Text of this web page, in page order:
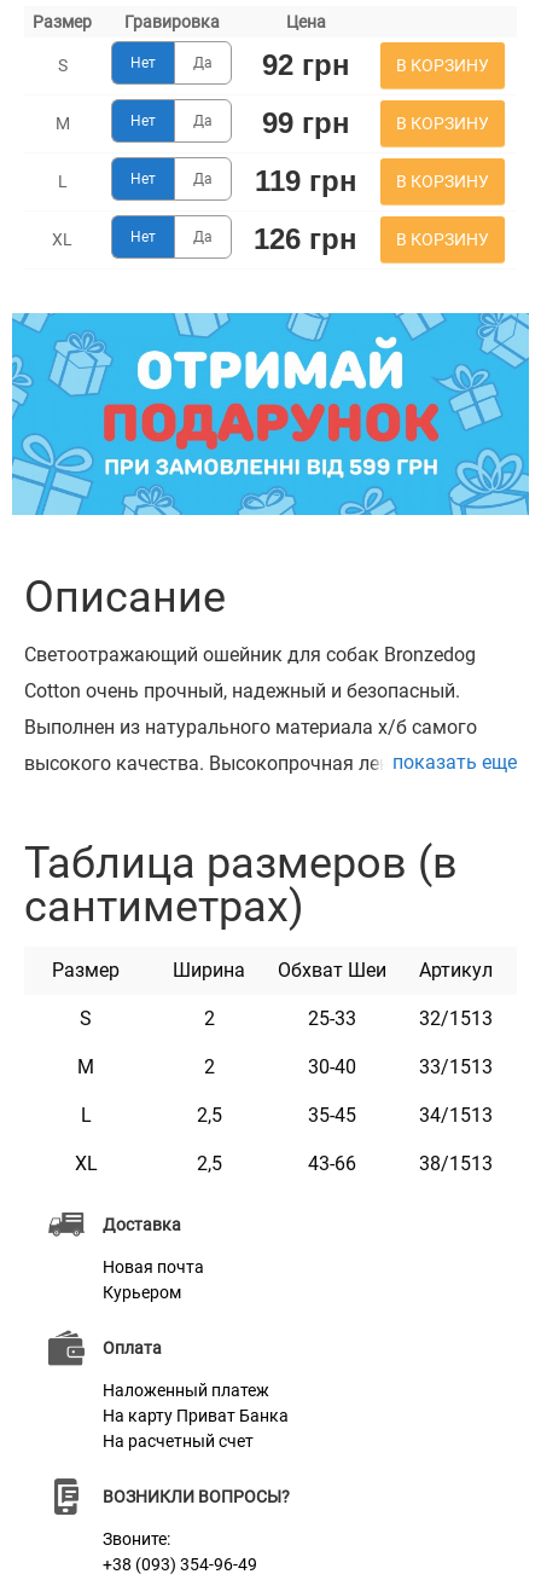
Размер Гравировка Цена
S Нет Да 92 грн В КОРЗИНУ
M Нет Да 99 грн В КОРЗИНУ
L Нет Да 119 грн В КОРЗИНУ
XL Нет Да 126 грн В КОРЗИНУ
Доставка
Новая почта
Курьером
Оплата
Наложенный платеж
На карту Приват Банка
На расчетный счет
ВОЗНИКЛИ ВОПРОСЫ?
Звоните:
+38 (093) 354-96-49
Описание
Светоотражающий ошейник для собак Bronzedog
Cotton очень прочный, надежный и безопасный.
Выполнен из натурального материала х/б самого
высокого качества. Высокопрочная лента х/б, из
укомплектован прочной металлической пряжкой с
возможностью нанесения гравировки. На пряжке
например: кличка домашнего животного, контактные
данные, адрес, номер микрочипа и т.п. Текст
наносится с помощью лазера, поэтому со временем
приятный на ощупь, имеет два ряда
светоотражающих элементов и не боится воды. Он
показать еще
Таблица размеров (в
сантиметрах)
Размер Ширина Обхват Шеи Артикул
S 2 25-33 32/1513
M 2 30-40 33/1513
L 2,5 35-45 34/1513
XL 2,5 43-66 38/1513